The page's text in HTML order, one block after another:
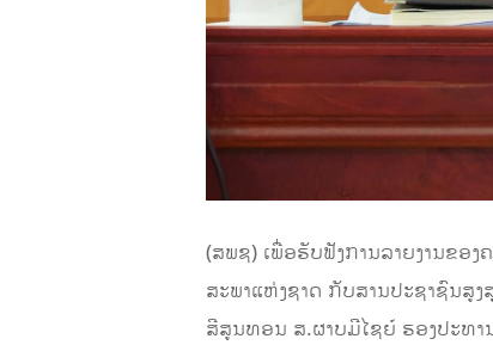
(ສພຊ) ເພື່ອຮັບຟັງການລາຍງານຂອ
ສະພາແຫ່ງຊາດ ກັບສານປະຊາຊົນສູ
ສີສູນທອນ ສ.ຜາບມີໄຊຍ໌ ຮອງປະທາ